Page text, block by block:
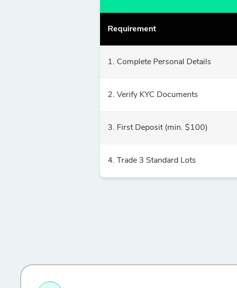
Requirement
1. Complete Personal Details
2. Verify KYC Documents
3. First Deposit (min. $100)
4. Trade 3 Standard Lots